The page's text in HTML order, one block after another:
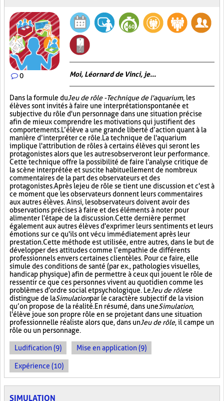
0 Moi, Léornard de Vinci, je...
Dans la formule duJeu de rôle - Technique de l'aquarium, les
élèves sont invités à faire une interprétation spontanée et
subjective du rôle d'un personnage dans une situation précise
afin de mieux comprendre les motivations qui justifient des
comportements. L’élève a une grande liberté d’action quant à la
manière d’interpréter ce rôle. La technique de l'aquarium
implique l'attribution de rôles à certains élèves qui seront les
protagonistes alors que les autres observeront leur performance.
Cette technique offre la possibilité de faire l'analyse critique de
la scène interprétée et suscite habituellement de nombreux
commentaires de la part des observateurs et des
protagonistes. Après le jeu de rôle se tient une discussion et c'est à
ce moment que les observateurs donnent leurs commentaires
aux autres élèves. Ainsi, les observateurs doivent avoir des
observations précises à faire et des éléments à noter pour
alimenter l'étape de la discussion. Cette dernière permet
également aux autres élèves d'exprimer leurs sentiments et leurs
émotions sur ce qu'ils ont vécu immédiatement après leur
prestation. Cette méthode est utilisée, entre autres, dans le but de
développer des attitudes comme l’empathie de différents
professionnels envers certaines clientèles. Pour ce faire, elle
simule des conditions de santé (par ex., pathologies visuelles,
handicap physique) afin de permettre à ceux qui jouent le rôle de
ressentir ce que ces personnes vivent au quotidien comme les
problèmes d'ordre social et psychologique. LeJeu de rôlese
distingue de laSimulationpar le caractère subjectif de la vision
qu’on propose de la réalité. En résumé, dans uneSimulation,
l'élève joue son propre rôle en se projetant dans une situation
professionnelle réaliste alors que, dans unJeu de rôle, il campe un
rôle ou un personnage.
Ludification (9) Mise en application (9)
Expérience (10)
SIMULATION